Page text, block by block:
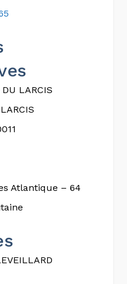
LARCIS
Atlantique – 64